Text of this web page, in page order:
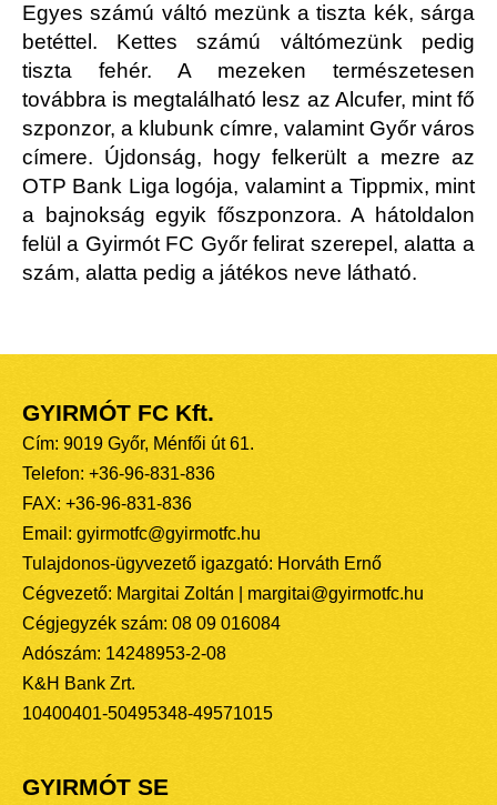
Egyes számú váltó mezünk a tiszta kék, sárga
betéttel. Kettes számú váltómezünk pedig
tiszta fehér. A mezeken természetesen
továbbra is megtalálható lesz az Alcufer, mint fő
szponzor, a klubunk címre, valamint Győr város
címere. Újdonság, hogy felkerült a mezre az
OTP Bank Liga logója, valamint a Tippmix, mint
a bajnokság egyik főszponzora. A hátoldalon
felül a Gyirmót FC Győr felirat szerepel, alatta a
szám, alatta pedig a játékos neve látható.
GYIRMÓT FC Kft.
Cím: 9019 Győr, Ménfői út 61.
Telefon: +36-96-831-836
FAX: +36-96-831-836
Email: gyirmotfc@gyirmotfc.hu
Tulajdonos-ügyvezető igazgató: Horváth Ernő
Cégvezető: Margitai Zoltán | margitai@gyirmotfc.hu
Cégjegyzék szám: 08 09 016084
Adószám: 14248953-2-08
K&H Bank Zrt.
10400401-50495348-49571015
GYIRMÓT SE